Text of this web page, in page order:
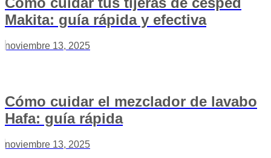
Makita: guía rápida y efectiva
noviembre 13, 2025
Cómo cuidar el mezclador de lavabo
Hafa: guía rápida
noviembre 13, 2025